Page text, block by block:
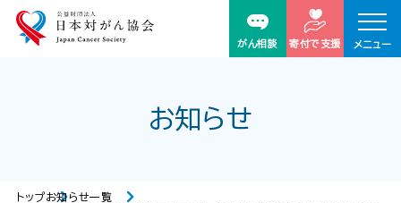
がん相談 寄付で支援 メニュー
お知らせ
トップお知らせ一覧